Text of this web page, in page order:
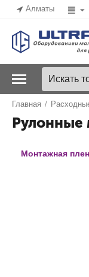
Алматы
Главная /
Рулонные
Монтажная